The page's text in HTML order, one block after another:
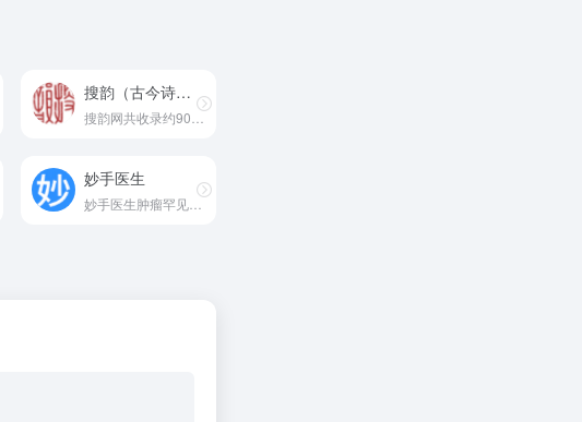
搜韵（古今诗词作品）
搜韵网共收录约90万首古今诗词作品，其中近现代及之前的诗词作品约83万
妙手医生
妙手医生肿瘤罕见病服务平台